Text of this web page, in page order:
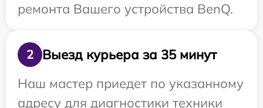
ремонта Вашего устройства BenQ.
2
Выезд курьера за 35 минут
Наш мастер приедет по указанному
адресу для диагностики техники